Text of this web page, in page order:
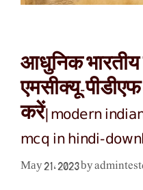
आधुनिक भारतीय
एमसीक्यू-
करें|modern
mcq in hindi-
May 21, 2023by